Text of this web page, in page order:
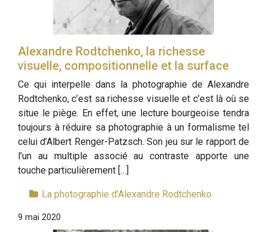
Alexandre Rodtchenko, la richesse
visuelle, compositionnelle et la surface
Ce qui interpelle dans la photographie de Alexandre
Rodtchenko, c’est sa richesse visuelle et c’est là où se
situe le piège. En effet, une lecture bourgeoise tendra
toujours à réduire sa photographie à un formalisme tel
celui d’Albert Renger-Patzsch. Son jeu sur le rapport de
l’un au multiple associé au contraste apporte une
touche particulièrement […]
La photographie d’Alexandre Rodtchenko
9 mai 2020